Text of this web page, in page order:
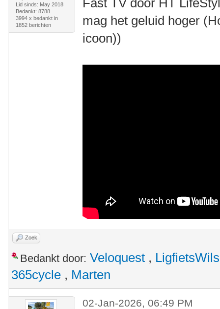
Lid sinds: May 2018
Bedankt: 8788
3994 x bedankt in
1852 berichten
Fast TV door HT
mag het geluid hoger
icoon))
Zoek
Bedankt door: Veloquest ,
365cycle , Marten
02-Jan-2026, 06:49 PM